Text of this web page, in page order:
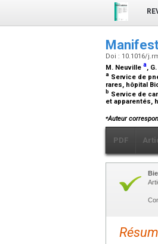
Doi : 10.1016/
M. Neuville a,
a Service de
rares, hôpital
b Service de
et apparentés,
⁎Auteur
PDF